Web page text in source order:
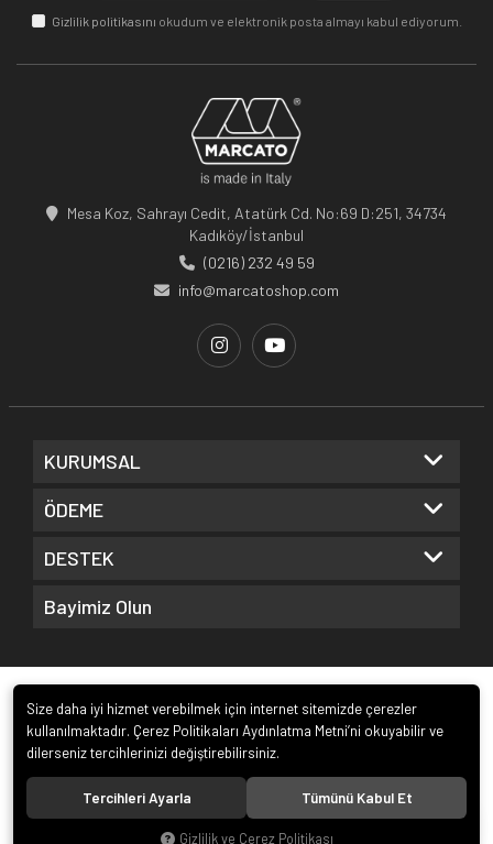
Gizlilik politikasını okudum ve elektronik posta almayı kabul ediyorum.
Mesa Koz, Sahrayı Cedit, Atatürk Cd. No:69 D:251, 34734
Kadıköy/İstanbul
(0216) 232 49 59
info@marcatoshop.com
KURUMSAL
ÖDEME
DESTEK
Bayimiz Olun
Size daha iyi hizmet verebilmek için internet sitemizde çerezler
kullanılmaktadır. Çerez Politikaları Aydınlatma Metni’ni okuyabilir ve
dilerseniz tercihlerinizi değiştirebilirsiniz.
Tercihleri Ayarla Tümünü Kabul Et
Gizlilik ve Çerez Politikası